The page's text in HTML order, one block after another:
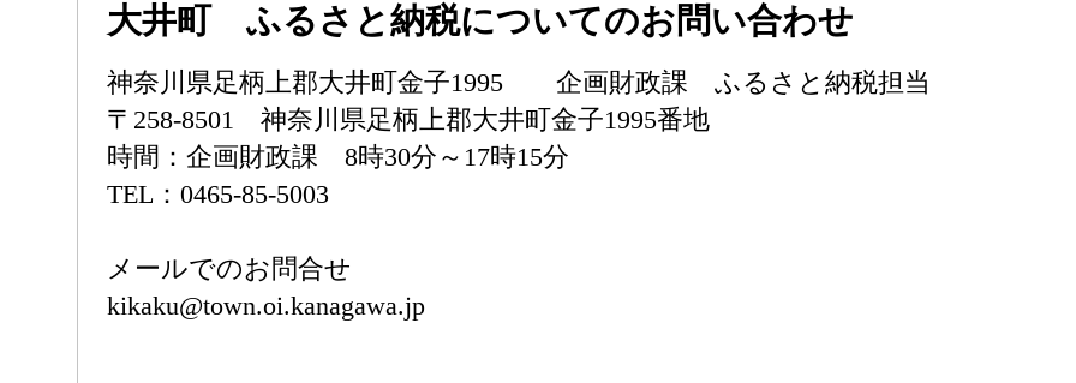
大井町 ふるさと納税についてのお問い合わせ
神奈川県足柄上郡大井町金子1995 企画財政課 ふるさと納税担当
〒258-8501 神奈川県足柄上郡大井町金子1995番地
時間：企画財政課 8時30分～17時15分
TEL：0465-85-5003
メールでのお問合せ
kikaku@town.oi.kanagawa.jp